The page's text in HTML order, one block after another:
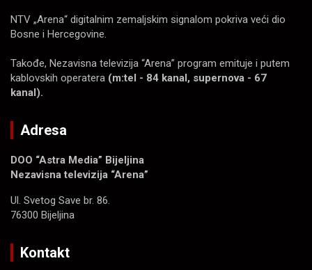
NTV „Arena“ digitalnim zemaljskim signalom pokriva veći dio
Bosne i Hercegovine.
Takođe, Nezavisna televizija “Arena” program emituje i putem
kablovskih operatera (m:tel - 84 kanal, supernova - 67
kanal).
Adresa
DOO “Astra Media” Bijeljina
Nezavisna televizija “Arena”
Ul. Svetog Save br. 86.
76300 Bijeljina
Kontakt